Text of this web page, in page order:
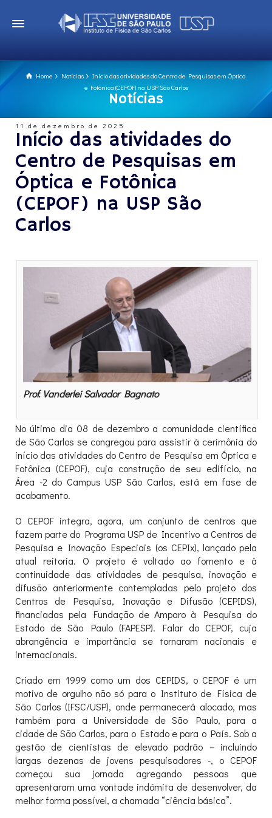
Home Notícias
Início das atividades do Centro de Pesquisas em Óptica
e Fotônica (CEPOF) na USP São Carlos
Notícias
11 de dezembro de 2025
Início das atividades do
Centro de Pesquisas em
Óptica e Fotônica
(CEPOF) na USP São
Carlos
Prof. Vanderlei Salvador Bagnato
No último dia 08 de dezembro a comunidade científica
de São Carlos se congregou para assistir à cerimônia do
início das atividades do Centro de Pesquisa em Óptica e
Fotônica (CEPOF), cuja construção de seu edifício, na
Área -2 do Campus USP São Carlos, está em fase de
acabamento.
O CEPOF integra, agora, um conjunto de centros que
fazem parte do Programa USP de Incentivo a Centros de
Pesquisa e Inovação Especiais (os CEPIx), lançado pela
atual reitoria. O projeto é voltado ao fomento e à
continuidade das atividades de pesquisa, inovação e
difusão anteriormente contempladas pelo projeto dos
Centros de Pesquisa, Inovação e Difusão (CEPIDS),
financiadas pela Fundação de Amparo à Pesquisa do
Estado de São Paulo (FAPESP). Falar do CEPOF, cuja
abrangência e importância se tornaram nacionais e
internacionais.
Criado em 1999 como um dos CEPIDS, o CEPOF é um
motivo de orgulho não só para o Instituto de Física de
São Carlos (IFSC/USP), onde permanecerá alocado, mas
também para a Universidade de São Paulo, para a
cidade de São Carlos, para o Estado e para o País. Sob a
gestão de cientistas de elevado padrão – incluindo
largas dezenas de jovens pesquisadores -, o CEPOF
começou sua jornada agregando pessoas que
apresentaram uma vontade indómita de desenvolver, da
melhor forma possível, a chamada “ciência básica”.